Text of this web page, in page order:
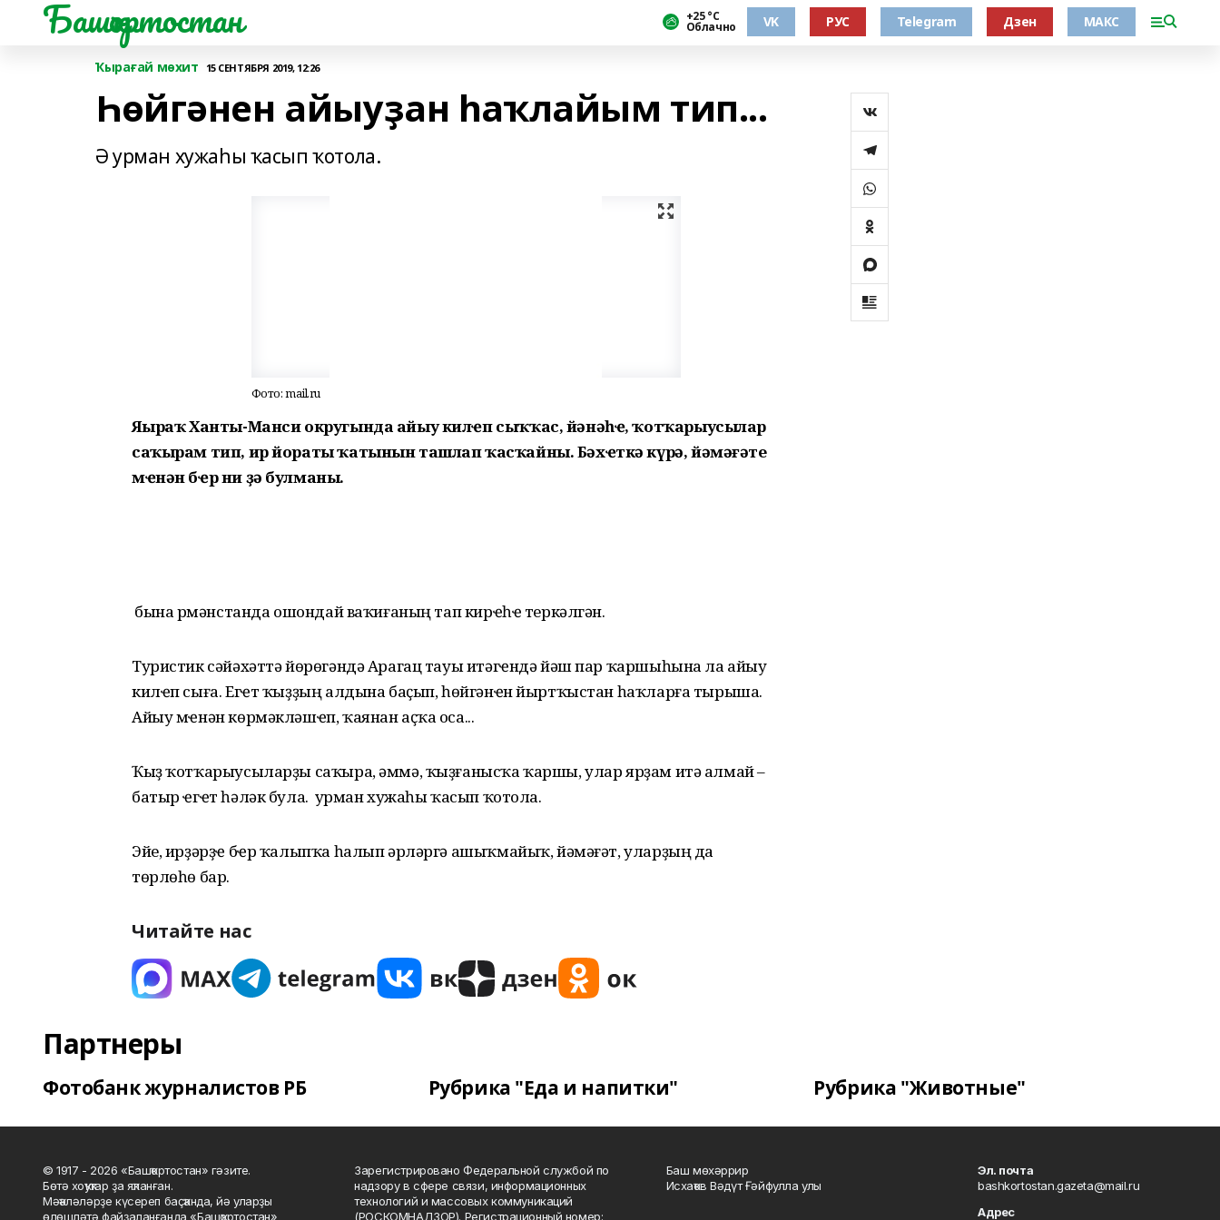
Башҡортостан +25 °С
Облачно VK РУС Telegram Дзен МАКС
Ҡырағай мөхит 15 СЕНТЯБРЯ 2019, 12:26
Һөйгәнен айыуҙан һаҡлайым тип...
Ә урман хужаһы ҡасып ҡотола.
Фото: mail.ru
Яңыраҡ Ханты-Манси округында айыу килҽп сыҡҡас, йәнәһҽ, ҡотҡарыусылар
саҡырам тип, ир йораты ҡатынын ташлап ҡасҡайны. Бәхҽткә күрә, йәмәғәте
мҽнән бҽр ни ҙә булманы.
Ә бына Әрмәнстанда ошондай ваҡиғаның тап кирҽһҽ теркәлгән.
Туристик сәйәхәттә йөрөгәндә Арагац тауы итәгҽндә йәш пар ҡаршыһына ла айыу
килҽп сыға. Егҽт ҡыҙҙың алдына баҫып, һөйгәнҽн йыртҡыстан һаҡларға тырыша.
Айыу мҽнән көрмәкләшҽп, ҡаянан аҫҡа оса...
Ҡыҙ ҡотҡарыусыларҙы саҡыра, әммә, ҡыҙғанысҡа ҡаршы, улар ярҙам итә алмай –
батыр ҽгҽт һәләк була. Ә урман хужаһы ҡасып ҡотола.
Эйе, ирҙәрҙҽ бҽр ҡалыпҡа һалып әрләргә ашыҡмайыҡ, йәмәғәт, уларҙың да
төрлөһө бар.
Читайте нас
Партнеры
Фотобанк журналистов РБ Рубрика "Еда и напитки" Рубрика "Животные"
© 1917 - 2026 «Башҡортостан» гәзите.
Бөтә хоҡуҡтар ҙа яҡланған.
Мәҡәләләрҙе күсереп баҫҡанда, йә уларҙы
өлөшләтә файҙаланғанда «Башҡортостан»
Зарегистрировано Федеральной службой по
надзору в сфере связи, информационных
технологий и массовых коммуникаций
(РОСКОМНАДЗОР). Регистрационный номер:
Баш мөхәррир
Исхаҡов Вәдүт Ғәйфулла улы
Эл. почта
bashkortostan.gazeta@mail.ru
Адрес